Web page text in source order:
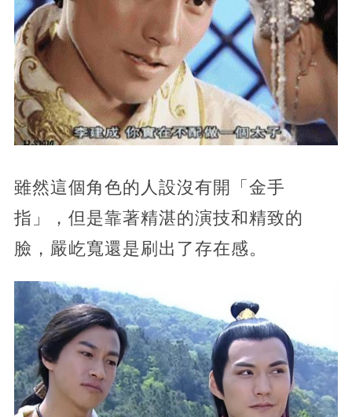
雖然這個角色的人設沒有開「金手
指」，但是靠著精湛的演技和精致的
臉，嚴屹寬還是刷出了存在感。